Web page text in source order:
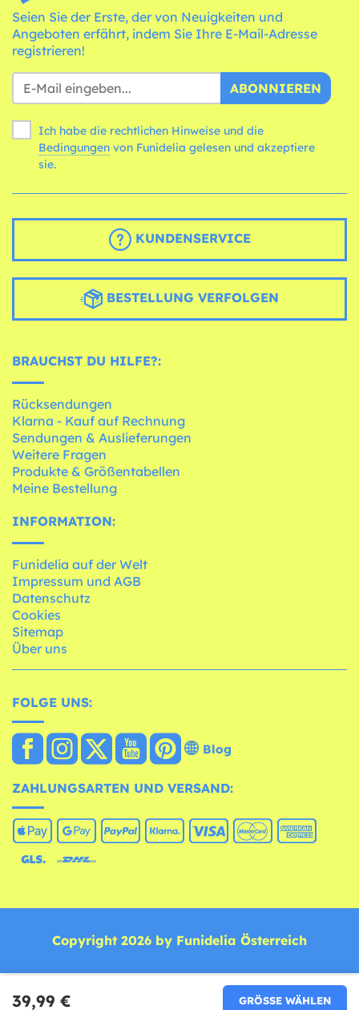
39,99 € GRÖSSE WÄHLEN
Seien Sie der Erste, der von Neuigkeiten und
Angeboten erfährt, indem Sie Ihre E-Mail-Adresse
registrieren!
ABONNIEREN
Ich habe die rechtlichen Hinweise und die
Bedingungen
sie.
KUNDENSERVICE
BESTELLUNG VERFOLGEN
BRAUCHST DU HILFE?:
Rücksendungen
Klarna - Kauf auf Rechnung
Sendungen & Auslieferungen
Weitere Fragen
Produkte & Größentabellen
Meine Bestellung
INFORMATION:
Funidelia auf der Welt
Impressum und AGB
Datenschutz
Cookies
Sitemap
Über uns
FOLGE UNS:
Blog
ZAHLUNGSARTEN UND VERSAND:
Copyright 2026 by Funidelia Österreich